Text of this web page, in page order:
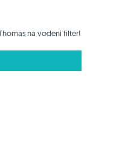
na vodeni filter!